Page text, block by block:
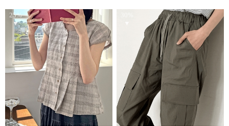
25%
▼